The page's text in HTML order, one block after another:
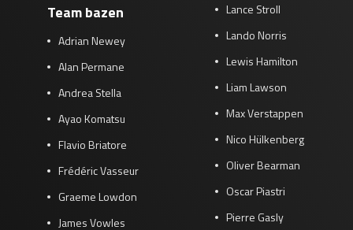
Team bazen
Adrian Newey
Alan Permane
Andrea Stella
Ayao Komatsu
Flavio Briatore
Frédéric Vasseur
Graeme Lowdon
James Vowles
Lance Stroll
Lando Norris
Lewis Hamilton
Liam Lawson
Max Verstappen
Nico Hülkenberg
Oliver Bearman
Oscar Piastri
Pierre Gasly